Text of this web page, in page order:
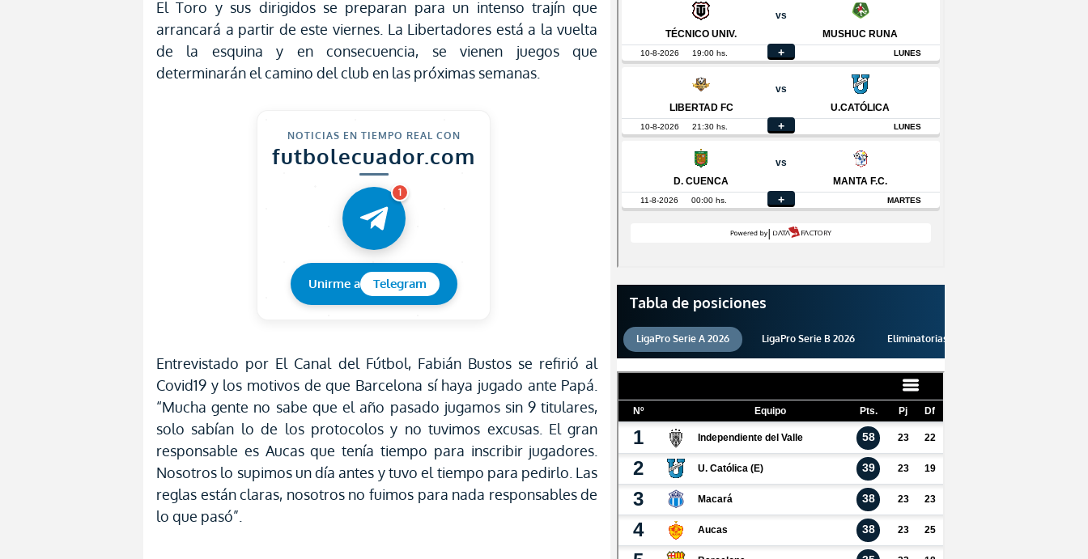
El Toro y sus dirigidos se preparan para un intenso trajín que
arrancará a partir de este viernes. La Libertadores está a la vuelta
de la esquina y en consecuencia, se vienen juegos que
determinarán el camino del club en las próximas semanas.
NOTICIAS EN TIEMPO REAL CON
futbolecuador.com
1
Unirme a Telegram
Entrevistado por El Canal del Fútbol, Fabián Bustos se refirió al
Covid19 y los motivos de que Barcelona sí haya jugado ante Papá.
“Mucha gente no sabe que el año pasado jugamos sin 9 titulares,
solo sabían lo de los protocolos y no tuvimos excusas. El gran
responsable es Aucas que tenía tiempo para inscribir jugadores.
Nosotros lo supimos un día antes y tuvo el tiempo para pedirlo. Las
reglas están claras, nosotros no fuimos para nada responsables de
lo que pasó”.
Tabla de posiciones
LigaPro Serie A 2026 LigaPro Serie B 2026 Eliminatorias 2026